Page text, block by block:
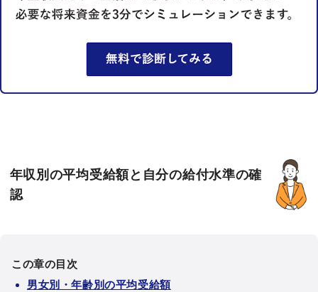
年収別の平均受給額と自分の給付水準の確
認
この章の目次
男女別・年齢別の平均受給額